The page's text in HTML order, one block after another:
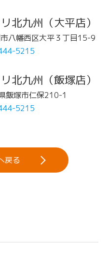
北九州（大平店）
八幡西区大平３丁目15-9
5215
北九州（飯塚店）
飯塚市仁保210-1
5215
戻る